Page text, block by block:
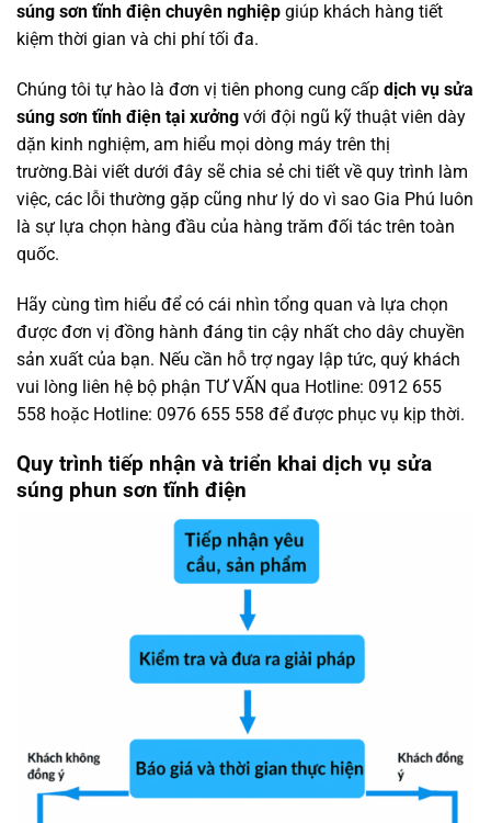
súng sơn tĩnh điện chuyên nghiệp giúp khách hàng tiết
kiệm thời gian và chi phí tối đa.
Chúng tôi tự hào là đơn vị tiên phong cung cấp dịch vụ sửa
súng sơn tĩnh điện tại xưởng với đội ngũ kỹ thuật viên dày
dặn kinh nghiệm, am hiểu mọi dòng máy trên thị
trường.Bài viết dưới đây sẽ chia sẻ chi tiết về quy trình làm
việc, các lỗi thường gặp cũng như lý do vì sao Gia Phú luôn
là sự lựa chọn hàng đầu của hàng trăm đối tác trên toàn
quốc.
Hãy cùng tìm hiểu để có cái nhìn tổng quan và lựa chọn
được đơn vị đồng hành đáng tin cậy nhất cho dây chuyền
sản xuất của bạn. Nếu cần hỗ trợ ngay lập tức, quý khách
vui lòng liên hệ bộ phận TƯ VẤN qua Hotline: 0912 655
558 hoặc Hotline: 0976 655 558 để được phục vụ kịp thời.
Quy trình tiếp nhận và triển khai dịch vụ sửa
súng phun sơn tĩnh điện